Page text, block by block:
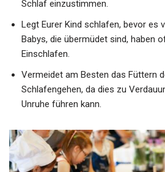
Schlaf einzustimmen.
Legt Eurer Kind schlafen, bevor es
Babys, die übermüdet sind, haben
Einschlafen.
Vermeidet am Besten das Füttern
Schlafengehen, da dies zu
Unruhe führen kann.